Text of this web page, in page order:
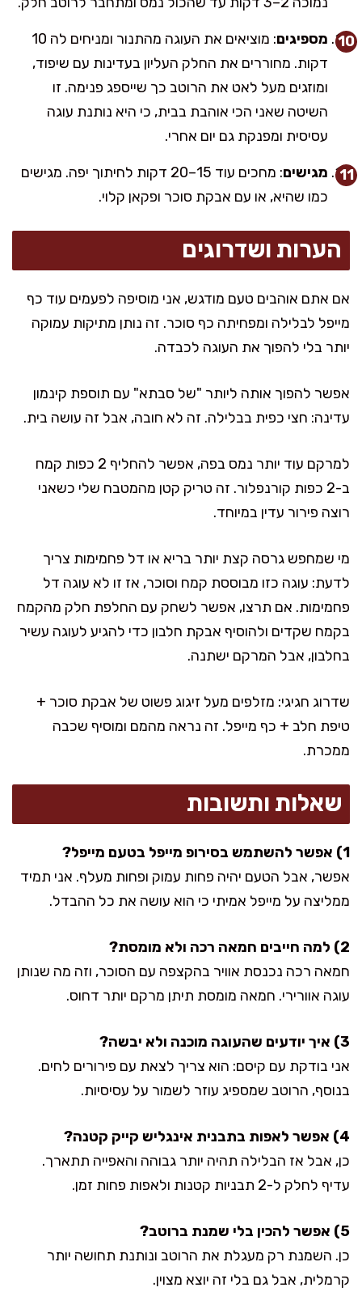
מספיגים
: מוציאים את העוגה מהתנור ומניחים לה 10
דקות. מחוררים את החלק העליון בעדינות עם שיפוד,
ומוזגים מעל לאט את הרוטב כך שייספג פנימה. זו
השיטה שאני הכי אוהבת בבית, כי היא נותנת עוגה
עסיסית ומפנקת גם יום אחרי.
מגישים
: מחכים עוד 15–20 דקות לחיתוך יפה. מגישים
כמו שהיא, או עם אבקת סוכר ופקאן קלוי.
הערות ושדרוגים
אם אתם אוהבים טעם מודגש, אני מוסיפה לפעמים עוד כף
מייפל לבלילה ומפחיתה כף סוכר. זה נותן מתיקות עמוקה
יותר בלי להפוך את העוגה לכבדה.
אפשר להפוך אותה ליותר "של סבתא" עם תוספת קינמון
עדינה: חצי כפית בבלילה. זה לא חובה, אבל זה עושה בית.
למרקם עוד יותר נמס בפה, אפשר להחליף 2 כפות קמח
ב-2 כפות קורנפלור. זה טריק קטן מהמטבח שלי כשאני
רוצה פירור עדין במיוחד.
מי שמחפש גרסה קצת יותר בריא או דל פחמימות צריך
לדעת: עוגה כזו מבוססת קמח וסוכר, אז זו לא עוגה דל
פחמימות. אם תרצו, אפשר לשחק עם החלפת חלק מהקמח
בקמח שקדים ולהוסיף אבקת חלבון כדי להגיע לעוגה עשיר
בחלבון, אבל המרקם ישתנה.
שדרוג חגיגי: מזלפים מעל זיגוג פשוט של אבקת סוכר +
טיפת חלב + כף מייפל. זה נראה מהמם ומוסיף שכבה
ממכרת.
שאלות ותשובות
1) אפשר להשתמש בסירופ מייפל בטעם מייפל?
אפשר, אבל הטעם יהיה פחות עמוק ופחות מעלף. אני תמיד
ממליצה על מייפל אמיתי כי הוא עושה את כל ההבדל.
2) למה חייבים חמאה רכה ולא מומסת?
חמאה רכה נכנסת אוויר בהקצפה עם הסוכר, וזה מה שנותן
עוגה אוורירי. חמאה מומסת תיתן מרקם יותר דחוס.
3) איך יודעים שהעוגה מוכנה ולא יבשה?
אני בודקת עם קיסם: הוא צריך לצאת עם פירורים לחים.
בנוסף, הרוטב שמספיג עוזר לשמור על עסיסיות.
4) אפשר לאפות בתבנית אינגליש קייק קטנה?
כן, אבל אז הבלילה תהיה יותר גבוהה והאפייה תתארך.
עדיף לחלק ל-2 תבניות קטנות ולאפות פחות זמן.
5) אפשר להכין בלי שמנת ברוטב?
כן. השמנת רק מעגלת את הרוטב ונותנת תחושה יותר
קרמלית, אבל גם בלי זה יוצא מצוין.